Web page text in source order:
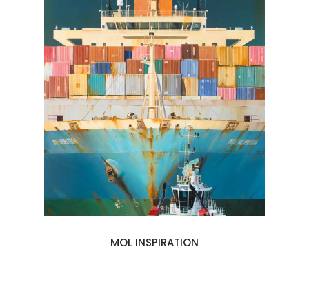
MOL INSPIRATION